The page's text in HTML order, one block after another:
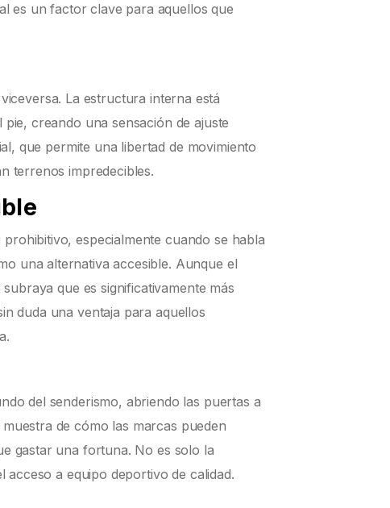
es un factor clave para aquellos que
La estructura interna está
creando una sensación de ajuste
que permite una libertad de movimiento
terrenos impredecibles.
especialmente cuando se habla
una alternativa accesible. Aunque el
que es significativamente más
duda una ventaja para aquellos
del senderismo, abriendo las puertas a
de cómo las marcas pueden
gastar una fortuna. No es solo la
a equipo deportivo de calidad.